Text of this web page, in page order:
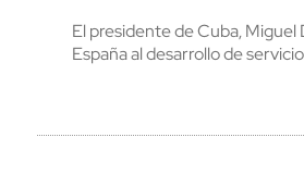
El presidente de Cuba,
España al desarrollo de